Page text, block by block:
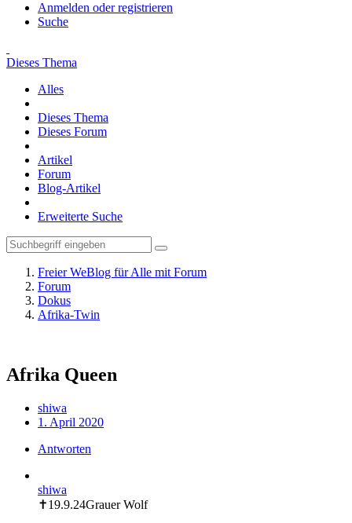
Anmelden oder registrieren
Suche
Dieses Thema
Alles
Dieses Thema
Dieses Forum
Artikel
Forum
Blog-Artikel
Erweiterte Suche
Freier WeBlog für Alle mit Forum
Forum
Dokus
Afrika-Twin
Afrika Queen
shiwa
1. April 2020
Antworten
shiwa
✝19.9.24Grauer Wolf